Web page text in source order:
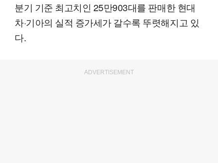
분기 기준 최고치인 25만903대를 판매한 현대
차·기아의 실적 증가세가 갈수록 뚜렷해지고 있
다.
ADVERTISEMENT